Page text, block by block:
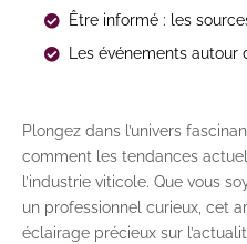
Être informé : les
Les événements autour
Plongez dans l’univers
comment les tendances
l’industrie viticole. Que vous
un professionnel curieux, cet
éclairage précieux sur